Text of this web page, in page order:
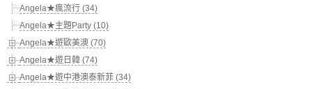
Angela★瘋流行 (34)
Angela★主題Party (10)
Angela★遊歐美澳 (70)
Angela★遊日韓 (74)
Angela★遊中港澳泰新菲 (34)